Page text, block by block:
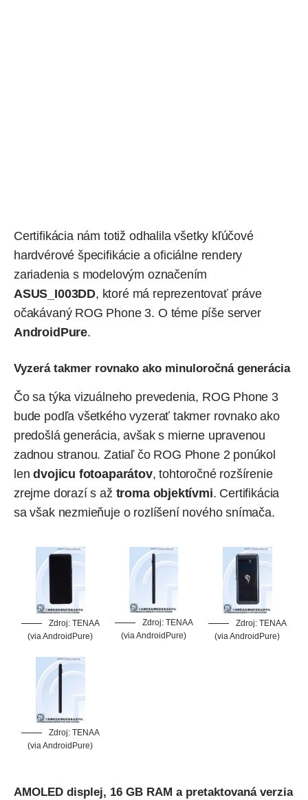
Certifikácia nám totiž odhalila všetky kľúčové
hardvérové špecifikácie a oficiálne rendery
zariadenia s modelovým označením
ASUS_I003DD, ktoré má reprezentovať práve
očakávaný ROG Phone 3. O téme píše server
AndroidPure.
Vyzerá takmer rovnako ako minuloročná generácia
Čo sa týka vizuálneho prevedenia, ROG Phone 3
bude podľa všetkého vyzerať takmer rovnako ako
predošlá generácia, avšak s mierne upravenou
zadnou stranou. Zatiaľ čo ROG Phone 2 ponúkol
lendvojicu fotoaparátov, tohtoročné rozšírenie
zrejme dorazí s až troma objektívmi. Certifikácia
sa však nezmieňuje o rozlíšení nového snímača.
Zdroj: TENAA
(via AndroidPure)
Zdroj: TENAA
(via AndroidPure)
Zdroj: TENAA
(via AndroidPure)
Zdroj: TENAA
(via AndroidPure)
AMOLED displej, 16 GB RAM a pretaktovaná verzia